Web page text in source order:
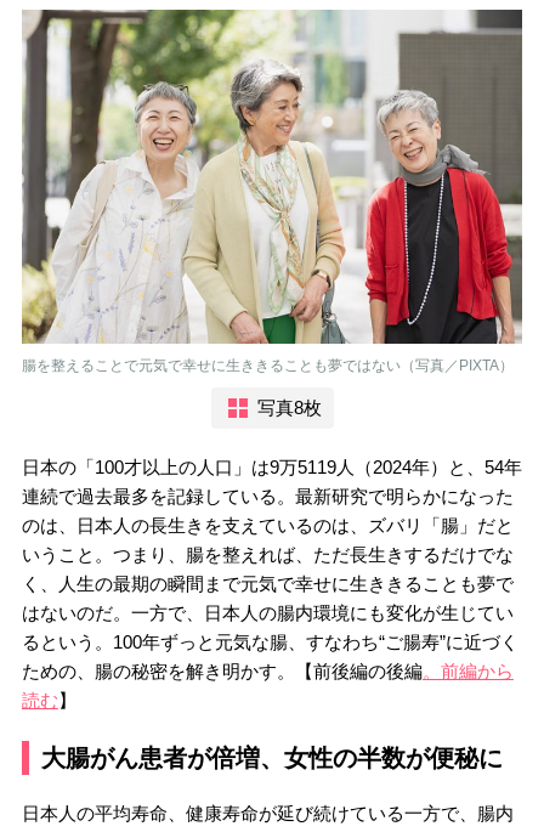
腸を整えることで元気で幸せに生ききることも夢ではない（写真／PIXTA）
写真8枚
日本の「100才以上の人口」は9万5119人（2024年）と、54年
連続で過去最多を記録している。最新研究で明らかになった
のは、日本人の長生きを支えているのは、ズバリ「腸」だと
いうこと。つまり、腸を整えれば、ただ長生きするだけでな
く、人生の最期の瞬間まで元気で幸せに生ききることも夢で
はないのだ。一方で、日本人の腸内環境にも変化が生じてい
るという。100年ずっと元気な腸、すなわち“ご腸寿”に近づく
ための、腸の秘密を解き明かす。【前後編の後編。前編から
読む】
大腸がん患者が倍増、女性の半数が便秘に
日本人の平均寿命、健康寿命が延び続けている一方で、腸内